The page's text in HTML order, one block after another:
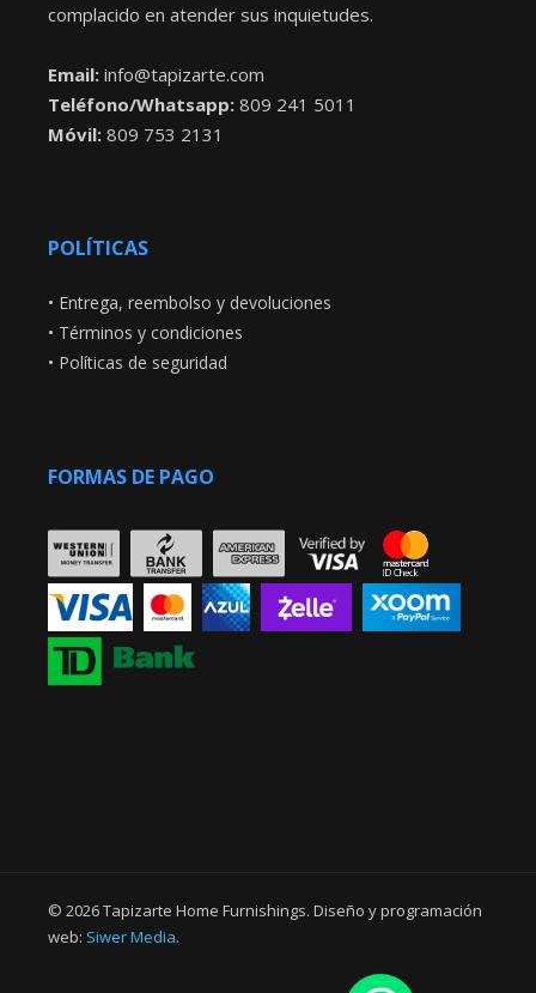
complacido en atender sus inquietudes.
Email: info@tapizarte.com
Teléfono/Whatsapp: 809 241 5011
Móvil: 809 753 2131
POLÍTICAS
• Entrega, reembolso y devoluciones
• Términos y condiciones
• Políticas de seguridad
FORMAS DE PAGO
© 2026 Tapizarte Home Furnishings. Diseño y programación
web: Siwer Media.